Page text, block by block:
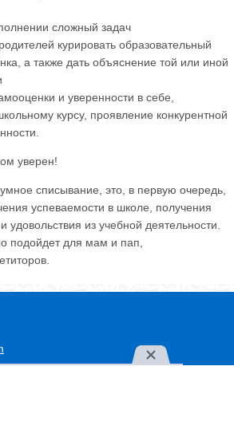
сложный задач
курировать образовательный
а также дать объяснение той или иной
и уверенности в себе,
курсу, проявление конкурентной
уверен!
списывание, это, в первую очередь,
успеваемости в школе, получения
удовольствия из учебной деятельности.
подойдет для мам и пап,